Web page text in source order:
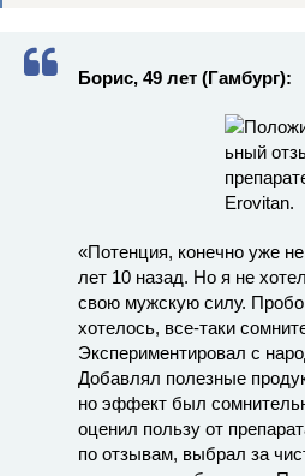
Борис, 49 лет (Гамбург):
«Потенция, конечно уже
лет 10 назад. Но я не
свою мужскую силу.
хотелось, все-таки
Экспериментировал с
Добавлял полезные
но эффект был
оценил пользу от
по отзывам, выбрал за